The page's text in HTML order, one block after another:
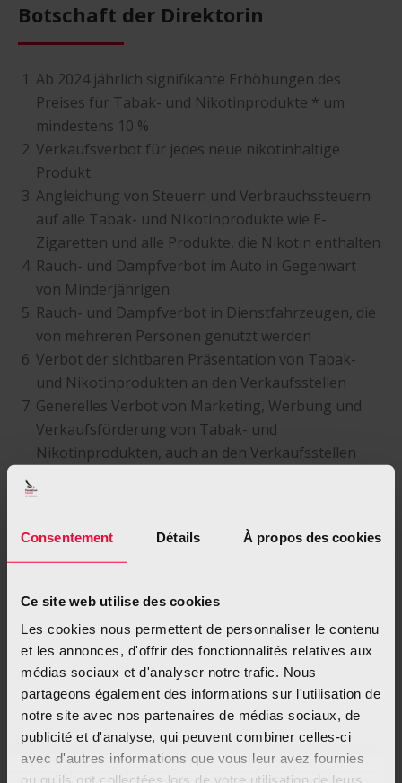
Consentement Détails À propos des cookies
Ce site web utilise des cookies
Les cookies nous permettent de personnaliser le contenu
et les annonces, d'offrir des fonctionnalités relatives aux
médias sociaux et d'analyser notre trafic. Nous
partageons également des informations sur l'utilisation de
notre site avec nos partenaires de médias sociaux, de
publicité et d'analyse, qui peuvent combiner celles-ci
avec d'autres informations que vous leur avez fournies
ou qu'ils ont collectées lors de votre utilisation de leurs
Botschaft der Direktorin
Ab 2024 jährlich signifikante Erhöhungen des
Preises für Tabak- und Nikotinprodukte * um
mindestens 10 %
Verkaufsverbot für jedes neue nikotinhaltige
Produkt
Angleichung von Steuern und Verbrauchssteuern
auf alle Tabak- und Nikotinprodukte wie E-
Zigaretten und alle Produkte, die Nikotin enthalten
Rauch- und Dampfverbot im Auto in Gegenwart
von Minderjährigen
Rauch- und Dampfverbot in Dienstfahrzeugen, die
von mehreren Personen genutzt werden
Verbot der sichtbaren Präsentation von Tabak-
und Nikotinprodukten an den Verkaufsstellen
Generelles Verbot von Marketing, Werbung und
Verkaufsförderung von Tabak- und
Nikotinprodukten, auch an den Verkaufsstellen
Nikotinproduktautomaten
– im halb-öffentlichen Raum (Restaurants, Cafés)
Einführung eines Lizenzsystems für den Verkauf
von Tabak- und Nikotinprodukten
Dampfverbots am Arbeitsplatz
Rauch- und Dampfverbot an offenen und
geschlossenen Sportstätten
Rauch- und Dampfverbot in den gemeinschaftlich
genutzten Bereichen von Gemeinschaftseigentum
Unterstützung beim Rauchstopp für alle Patienten